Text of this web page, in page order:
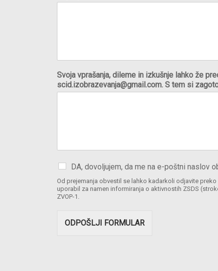
Svoja vprašanja, dileme in izkušnje lahko že
scid.izobrazevanja@gmail.com. S tem si
DA, dovoljujem, da me na e-poštni naslov
Od prejemanja obvestil se lahko kadarkoli odjavite
uporabil za namen informiranja o aktivnostih ZSDS
ZVOP-1.
ODPOŠLJI FORMULAR